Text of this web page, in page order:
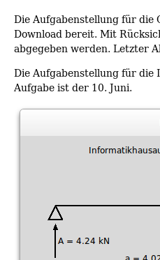
Die Aufgabenstellung für die
Download bereit. Mit
abgegeben werden. Letzter
Die Aufgabenstellung für die
Aufgabe ist der 10. Juni.